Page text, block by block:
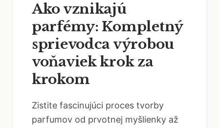
Ako vznikajú
parfémy: Kompletný
sprievodca výrobou
voňaviek krok za
krokom
Zistite fascinujúci proces tvorby
parfumov od prvotnej myšlienky až